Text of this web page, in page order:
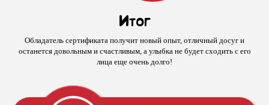
Итог
Обладатель сертификата получит новый опыт, отличный досуг и
останется довольным и счастливым, а улыбка не будет сходить с его
лица еще очень долго!